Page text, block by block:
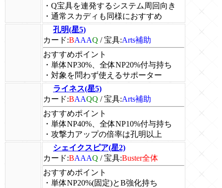
・Q宝具を連発するシステム周回向き
・通常スカディも同様におすすめ
孔明(星5)
カード:BAAAQ /宝具:Arts補助
おすすめポイント
・単体NP30%、全体NP20%付与持ち
・対象を問わず使えるサポーター
ライネス(星5)
カード:BAAQQ /宝具:Arts補助
おすすめポイント
・単体NP40%、全体NP10%付与持ち
・攻撃力アップの倍率は孔明以上
シェイクスピア(星2)
カード:BAAAQ /宝具:Buster全体
おすすめポイント
・単体NP20%(固定)とB強化持ち